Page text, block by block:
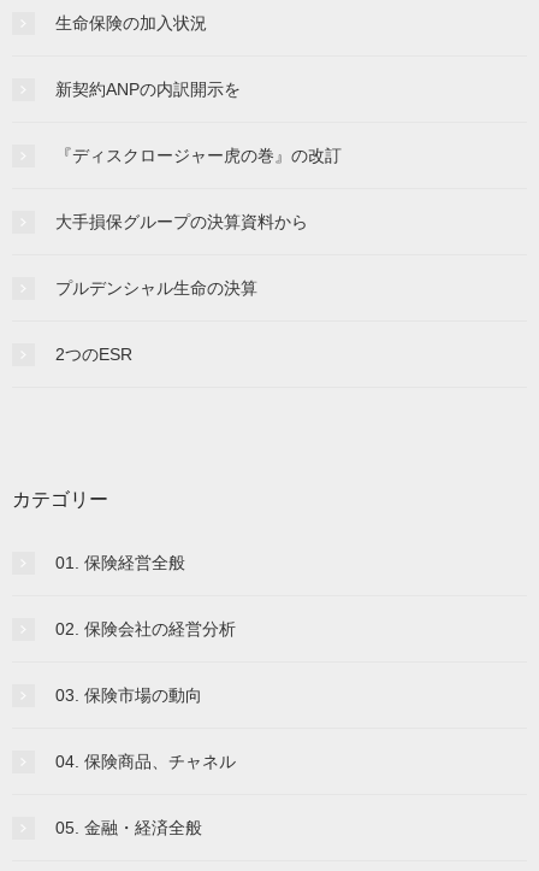
生命保険の加入状況
新契約ANPの内訳開示を
『ディスクロージャー虎の巻』の改訂
大手損保グループの決算資料から
プルデンシャル生命の決算
2つのESR
カテゴリー
01. 保険経営全般
02. 保険会社の経営分析
03. 保険市場の動向
04. 保険商品、チャネル
05. 金融・経済全般